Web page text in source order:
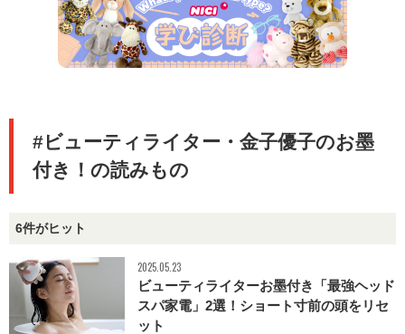
#ビューティライター・金子優子のお墨
付き！の読みもの
6件がヒット
2025.05.23
ビューティライターお墨付き「最強ヘッド
スパ家電」2選！ショート寸前の頭をリセ
ット